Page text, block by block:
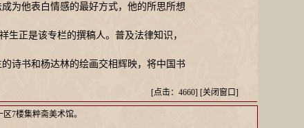
为他表白情感的最好方式，他的所思所想
生正是该专栏的撰稿人。普及法律知识，
诗书和杨达林的绘画交相辉映，将中国书
[点击：4660] [关闭窗口]
7楼集粹斋美术馆。